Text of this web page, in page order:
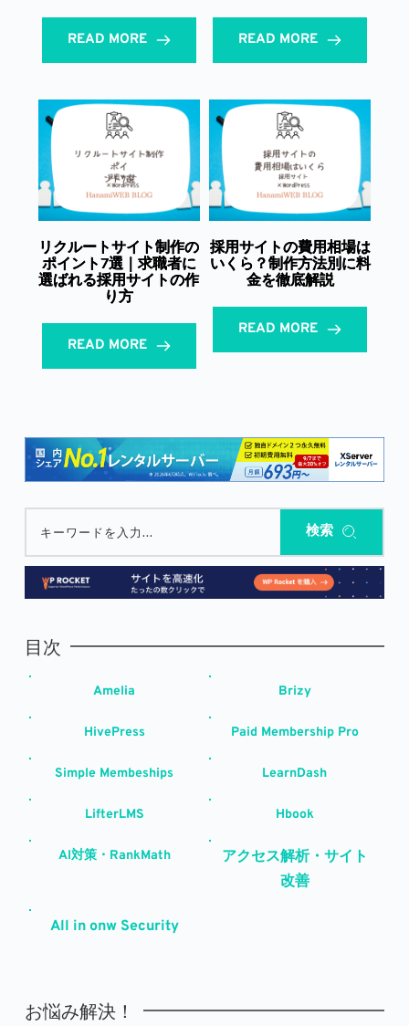
READ MORE READ MORE
リクルートサイト制作の
ポイント7選｜求職者に
選ばれる採用サイトの作
り方
READ MORE
採用サイトの費用相場は
いくら？制作方法別に料
金を徹底解説
READ MORE
キーワードを入力... 検索
目次
Amelia Brizy
HivePress Paid Membership Pro
Simple Membeships LearnDash
LifterLMS Hbook
AI対策・RankMath
アクセス解析・サイト
改善
All in onw Security
お悩み解決！